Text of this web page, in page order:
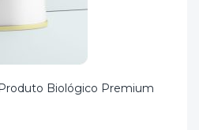
Biológico Premium